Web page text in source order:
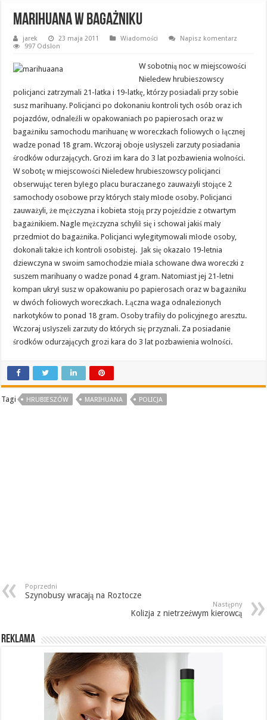
Marihuana w bagażniku
jarek 23 maja 2011 Wiadomości
Napisz komentarz
997 Odsłon
W sobotnią noc w miejscowości
Nieledew hrubieszowscy
policjanci zatrzymali 21-latka i 19-latkę, którzy posiadali przy sobie
susz marihuany. Policjanci po dokonaniu kontroli tych osób oraz ich
pojazdów, odnaleźli w opakowaniach po papierosach oraz w
bagażniku samochodu marihuanę w woreczkach foliowych o łącznej
wadze ponad 18 gram.Wczoraj oboje usłyszeli zarzuty posiadania
środków odurzających. Grozi im kara do 3 lat pozbawienia wolności.
W sobotę w miejscowości Nieledew hrubieszowscy policjanci
obserwując teren byłego placu buraczanego zauważyli stojące 2
samochody osobowe przy których stały młode osoby. Policjanci
zauważyli, że mężczyzna i kobieta stoją przy pojeździe z otwartym
bagażnikiem. Nagle mężczyzna schylił się i schował jakiś mały
przedmiot do bagażnika. Policjanci wylegitymowali młode osoby,
dokonali także ich kontroli osobistej. Jak się okazało 19-letnia
dziewczyna w swoim samochodzie miała schowane dwa woreczki z
suszem marihuany o wadze ponad 4 gram. Natomiast jej 21-letni
kompan ukrył susz w opakowaniu po papierosach oraz w bagażniku
w dwóch foliowych woreczkach. Łączna waga odnalezionych
narkotyków to ponad 18 gram. Osoby trafiły do policyjnego aresztu.
Wczoraj usłyszeli zarzuty do których się przyznali. Za posiadanie
środków odurzających grozi kara do 3 lat pozbawienia wolności.
Tagi HRUBIESZÓW MARIHUANA POLICJA
Poprzedni
Szynobusy wracają na Roztocze
Następny
Kolizja z nietrzeźwym kierowcą
REKLAMA